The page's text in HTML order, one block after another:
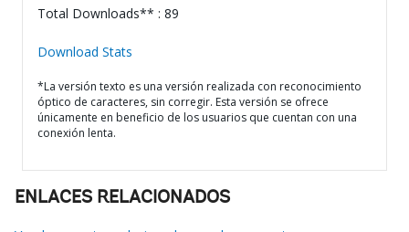
Total Downloads** : 89
Download Stats
*La versión texto es una versión realizada con reconocimiento
óptico de caracteres, sin corregir. Esta versión se ofrece
únicamente en beneficio de los usuarios que cuentan con una
conexión lenta.
ENLACES RELACIONADOS